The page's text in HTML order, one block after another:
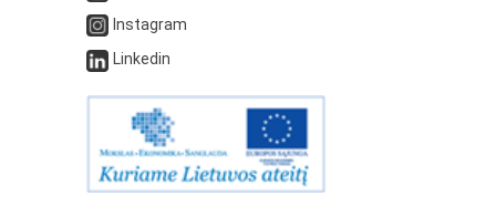
Instagram
Linkedin